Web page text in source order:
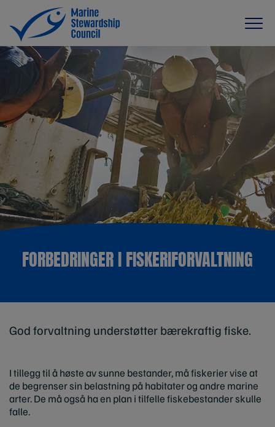
FORBEDRINGER I FISKERIFORVALTNING
God forvaltning understøtter bærekraftig fiske.
I tillegg til å høste av sunne bestander, må fiskerier vise at
de begrenser sin belastning på habitater og andre marine
arter. De må også ha en plan i tilfelle fiskebestander skulle
falle.